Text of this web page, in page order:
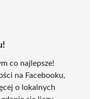
co najlepsze!
na Facebooku,
o lokalnych